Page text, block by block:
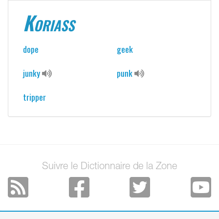
Koriass
dope
geek
junky
punk
tripper
Suivre le Dictionnaire de la Zone